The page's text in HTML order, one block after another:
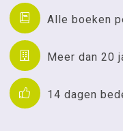
Alle boeken
Meer dan 20
14 dagen